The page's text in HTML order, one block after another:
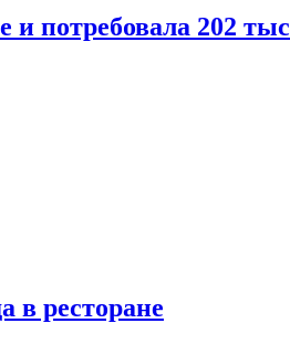
потребовала 202
ресторане